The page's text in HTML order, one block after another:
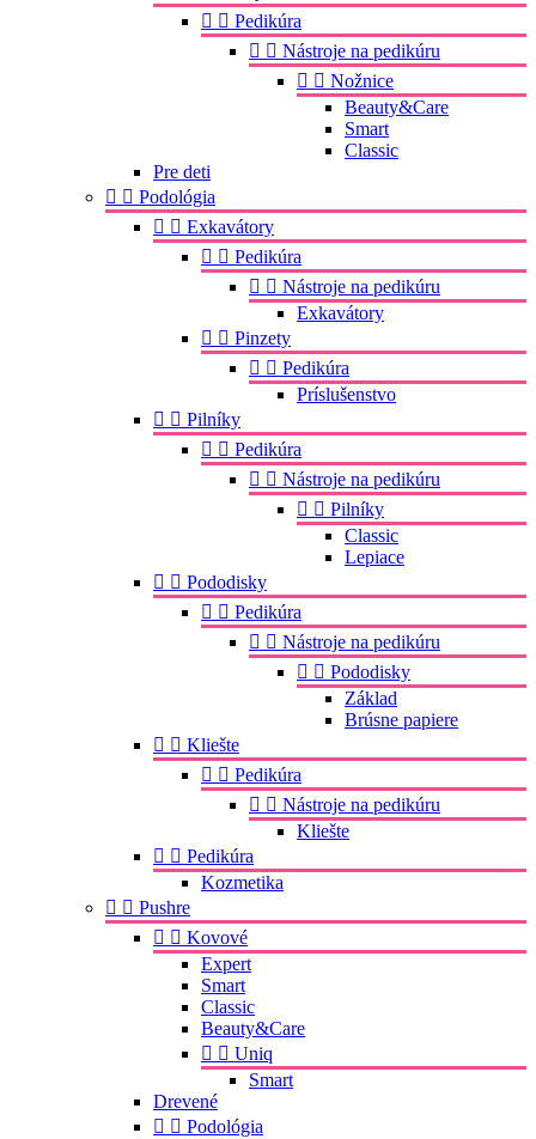
  Pedikúra
  Nástroje na pedikúru
  Nožnice
Beauty&Care
Smart
Classic
Pre deti
  Podológia
  Exkavátory
  Pedikúra
  Nástroje na pedikúru
Exkavátory
  Pinzety
  Pedikúra
Príslušenstvo
  Pilníky
  Pedikúra
  Nástroje na pedikúru
  Pilníky
Classic
Lepiace
  Pododisky
  Pedikúra
  Nástroje na pedikúru
  Pododisky
Základ
Brúsne papiere
  Kliešte
  Pedikúra
  Nástroje na pedikúru
Kliešte
  Pedikúra
Kozmetika
  Pushre
  Kovové
Expert
Smart
Classic
Beauty&Care
  Uniq
Smart
Drevené
  Podológia